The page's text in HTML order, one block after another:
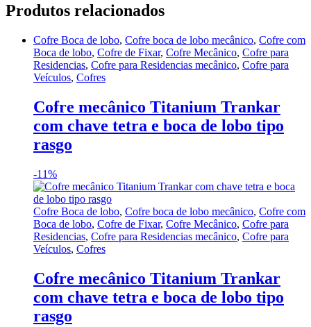
Produtos relacionados
Cofre Boca de lobo, Cofre boca de lobo mecânico, Cofre com
Boca de lobo, Cofre de Fixar, Cofre Mecânico, Cofre para
Residencias, Cofre para Residencias mecânico, Cofre para
Veículos, Cofres
Cofre mecânico Titanium Trankar
com chave tetra e boca de lobo tipo
rasgo
-11%
Cofre Boca de lobo, Cofre boca de lobo mecânico, Cofre com
Boca de lobo, Cofre de Fixar, Cofre Mecânico, Cofre para
Residencias, Cofre para Residencias mecânico, Cofre para
Veículos, Cofres
Cofre mecânico Titanium Trankar
com chave tetra e boca de lobo tipo
rasgo